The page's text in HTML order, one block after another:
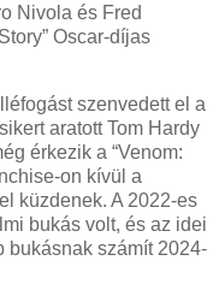
Nivola és Fred
Oscar-díjas
szenvedett el a
aratott Tom Hardy
érkezik a “Venom:
on kívül a
küzdenek. A 2022-es
bukás volt, és az idei
bukásnak számít 2024-